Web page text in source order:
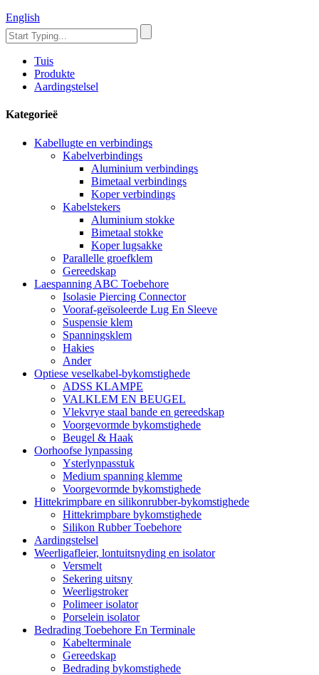
English
Tuis
Produkte
Aardingstelsel
Kategorieë
Kabellugte en verbindings
Kabelverbindings
Aluminium verbindings
Bimetaal verbindings
Koper verbindings
Kabelstekers
Aluminium stokke
Bimetaal stokke
Koper lugsakke
Parallelle groefklem
Gereedskap
Laespanning ABC Toebehore
Isolasie Piercing Connector
Vooraf-geïsoleerde Lug En Sleeve
Suspensie klem
Spanningsklem
Hakies
Ander
Optiese veselkabel-bykomstighede
ADSS KLAMPE
VALKLEM EN BEUGEL
Vlekvrye staal bande en gereedskap
Voorgevormde bykomstighede
Beugel & Haak
Oorhoofse lynpassing
Ysterlynpasstuk
Medium spanning klemme
Voorgevormde bykomstighede
Hittekrimpbare en silikonrubber-bykomstighede
Hittekrimpbare bykomstighede
Silikon Rubber Toebehore
Aardingstelsel
Weerligafleier, lontuitsnyding en isolator
Versmelt
Sekering uitsny
Weerligstroker
Polimeer isolator
Porselein isolator
Bedrading Toebehore En Terminale
Kabelterminale
Gereedskap
Bedrading bykomstighede